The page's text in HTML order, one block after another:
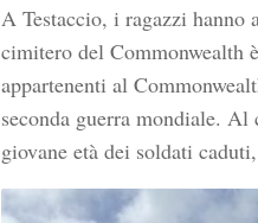
A Testaccio, i ragazzi
cimitero del Commonwealth
appartenenti al
seconda guerra mondiale.
giovane età dei soldati